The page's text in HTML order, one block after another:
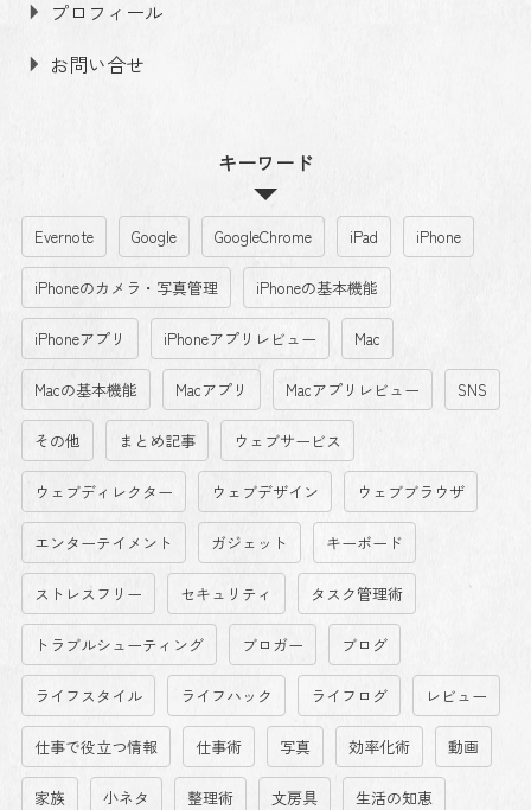
プロフィール
お問い合せ
キーワード
Evernote Google GoogleChrome iPad iPhone
iPhoneのカメラ・写真管理 iPhoneの基本機能
iPhoneアプリ iPhoneアプリレビュー Mac
Macの基本機能 Macアプリ Macアプリレビュー SNS
その他 まとめ記事 ウェブサービス
ウェブディレクター ウェブデザイン ウェブブラウザ
エンターテイメント ガジェット キーボード
ストレスフリー セキュリティ タスク管理術
トラブルシューティング ブロガー ブログ
ライフスタイル ライフハック ライフログ レビュー
仕事で役立つ情報 仕事術 写真 効率化術 動画
家族 小ネタ 整理術 文房具 生活の知恵